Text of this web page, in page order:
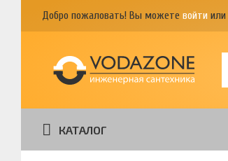
Добро пожаловать! Вы можете войти или
КАТАЛОГ